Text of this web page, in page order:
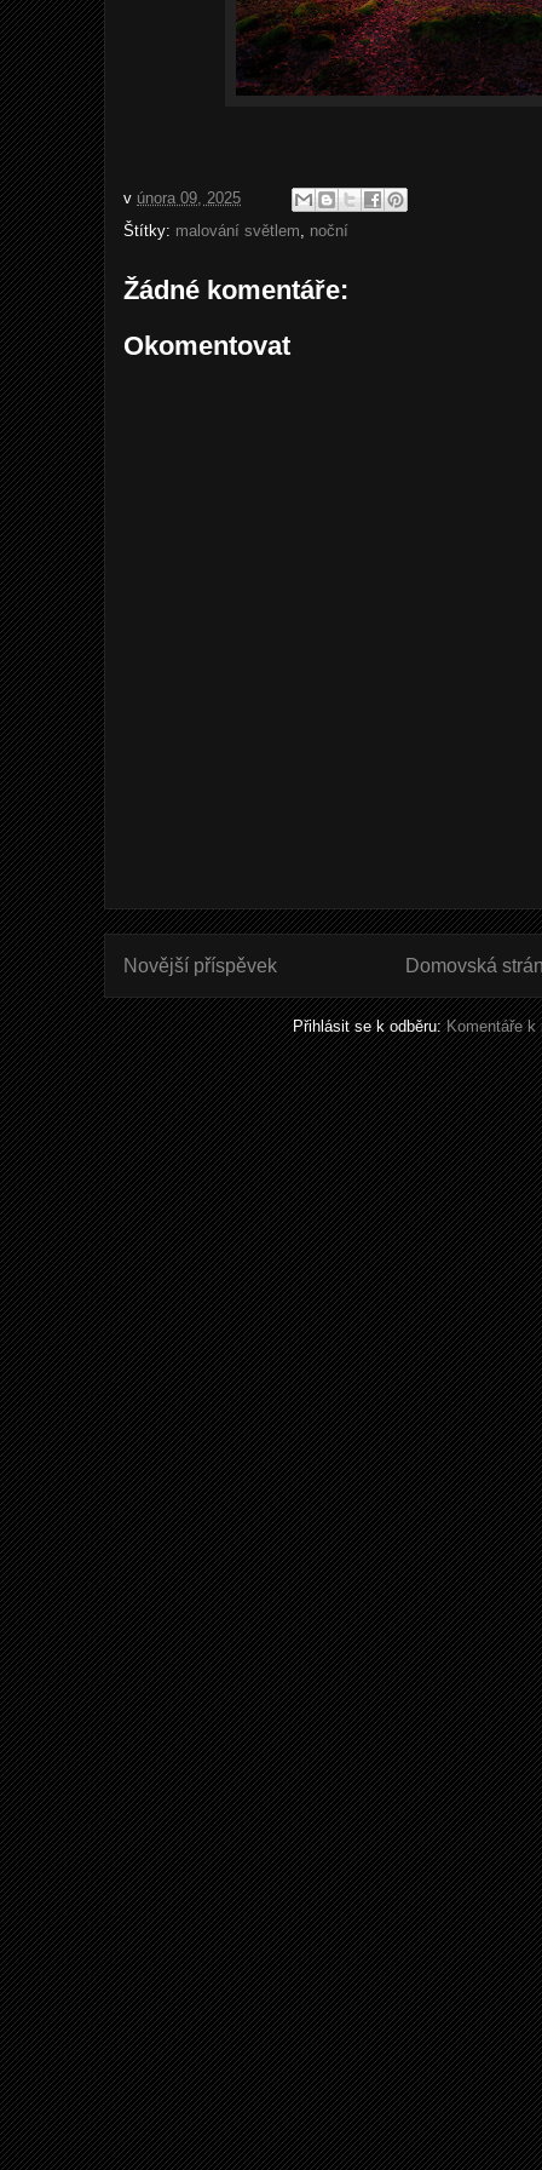
v února 09, 2025
Štítky: malování světlem, noční
Žádné komentáře:
Okomentovat
Novější příspěvek Domovská
Přihlásit se k odběru:Komentáře